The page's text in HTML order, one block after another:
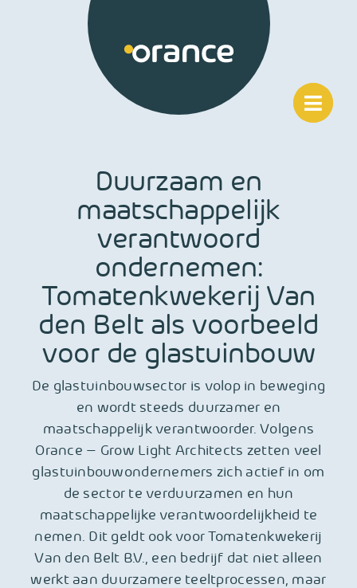
Duurzaam en
maatschappelijk
verantwoord
ondernemen:
Tomatenkwekerij Van
den Belt als voorbeeld
voor de glastuinbouw
De glastuinbouwsector is volop in beweging
en wordt steeds duurzamer en
maatschappelijk verantwoorder. Volgens
Orance – Grow Light Architects zetten veel
glastuinbouwondernemers zich actief in om
de sector te verduurzamen en hun
maatschappelijke verantwoordelijkheid te
nemen. Dit geldt ook voor Tomatenkwekerij
Van den Belt B.V., een bedrijf dat niet alleen
werkt aan duurzamere teeltprocessen, maar